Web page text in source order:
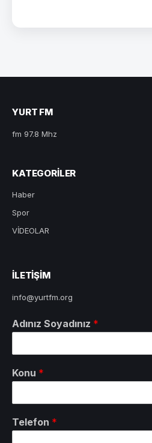
YURT FM
fm 97.8 Mhz
KATEGORILER
Haber
Spor
VİDEOLAR
ILETIŞIM
info@yurtfm.org
Adınız Soyadınız *
Konu *
Telefon *